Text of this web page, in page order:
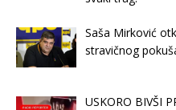
Saša Mirković
stravičnog
USKORO BIVŠI